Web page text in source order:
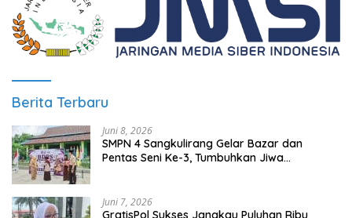
Berita Terbaru
Juni 8, 2026
SMPN 4 Sangkulirang Gelar Bazar dan
Pentas Seni Ke-3, Tumbuhkan Jiwa
Juni 7, 2026
GratisPol Sukses Jangkau Puluhan Ribu